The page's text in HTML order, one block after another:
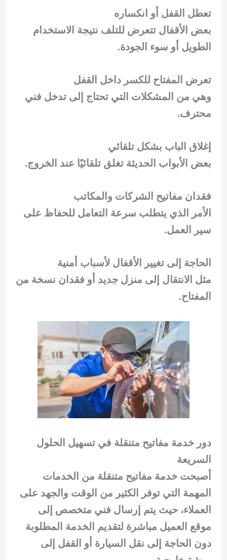
تعطل القفل أو انكساره
بعض الأقفال تتعرض للتلف نتيجة الاستخدام
الطويل أو سوء الجودة.
تعرض المفتاح للكسر داخل القفل
وهي من المشكلات التي تحتاج إلى تدخل فني
محترف.
إغلاق الباب بشكل تلقائي
بعض الأبواب الحديثة تغلق تلقائيًا عند الخروج.
فقدان مفاتيح الشركات والمكاتب
الأمر الذي يتطلب سرعة التعامل للحفاظ على
سير العمل.
الحاجة إلى تغيير الأقفال لأسباب أمنية
مثل الانتقال إلى منزل جديد أو فقدان نسخة من
المفتاح.
دور خدمة مفاتيح متنقلة في تسهيل الحلول
السريعة
أصبحت خدمة مفاتيح متنقلة من الخدمات
المهمة التي توفر الكثير من الوقت والجهد على
العملاء، حيث يتم إرسال فني متخصص إلى
موقع العميل مباشرة لتقديم الخدمة المطلوبة
دون الحاجة إلى نقل السيارة أو القفل إلى